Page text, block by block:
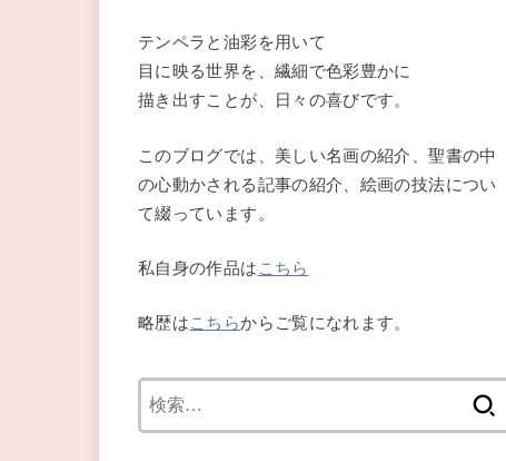
テンペラと油彩を用いて
目に映る世界を、繊細で色彩豊かに
描き出すことが、日々の喜びです。
このブログでは、美しい名画の紹介、聖書の中
の心動かされる記事の紹介、絵画の技法につい
て綴っています。
私自身の作品は こちら
略歴はこちらからご覧になれます。